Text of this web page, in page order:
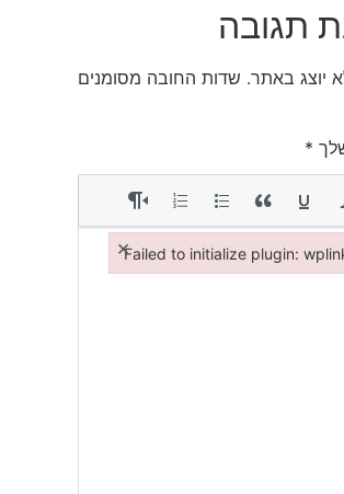
תגובה
יוצג באתר. שדות החובה מסומנים
*
Failed to initialize plugin:
×
Failed to initialize plugin: wplink